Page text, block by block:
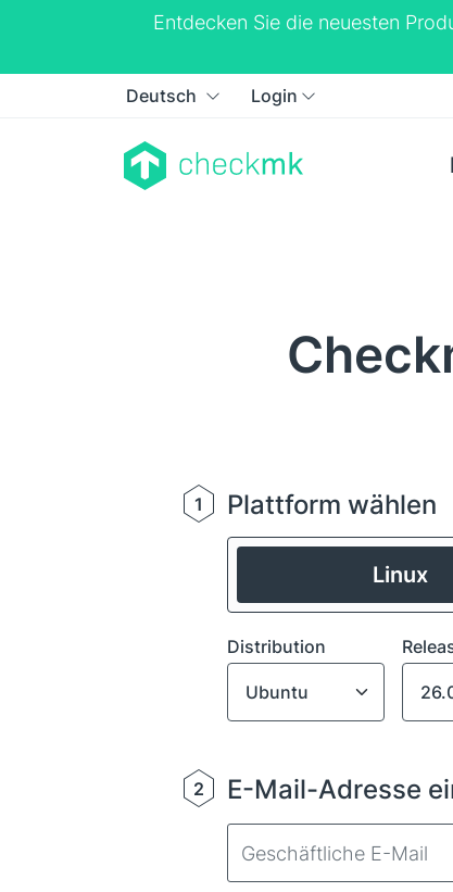
Entdecken Sie die neuesten
Deutsch Login
1 Plattform wählen
Linux
Distribution
2 E-Mail-Adresse